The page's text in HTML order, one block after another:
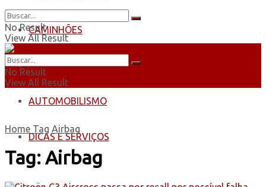
CAMINHÕES
ÔNIBUS
AUTOMOBILISMO
DICAS E SERVIÇOS
No Result
View All Result
No Result
View All Result
Home Tag Airbag
Tag:Airbag